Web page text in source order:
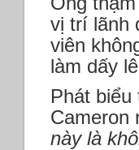
vị trí lãnh
viên
làm dấy
Phát
Cameron
này là